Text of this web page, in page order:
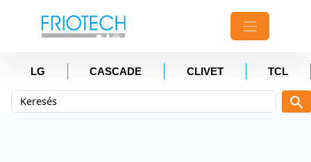
LG CASCADE CLIVET TCL